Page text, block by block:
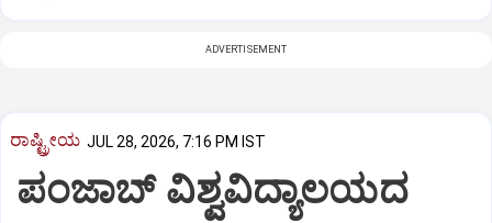
ADVERTISEMENT
ರಾಷ್ಟ್ರೀಯ JUL 28, 2026, 7:16 PM IST
ಪಂಜಾಬ್ ವಿಶ್ವವಿದ್ಯಾಲಯದ